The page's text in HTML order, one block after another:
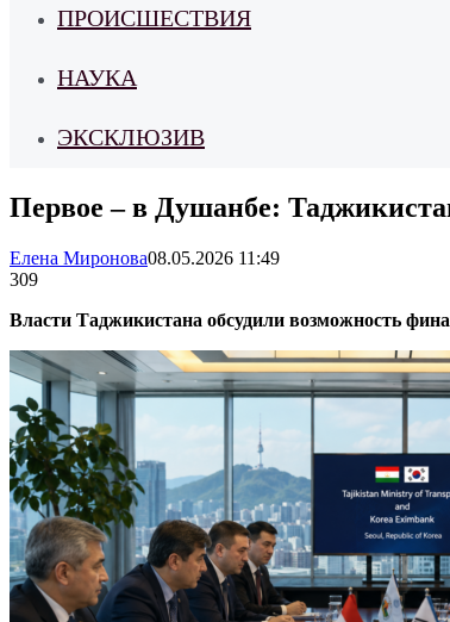
ПРОИСШЕСТВИЯ
НАУКА
ЭКСКЛЮЗИВ
Первое – в Душанбе:
Елена Миронова08.05.2026 11:49
309
Власти Таджикистана обсудили возможность